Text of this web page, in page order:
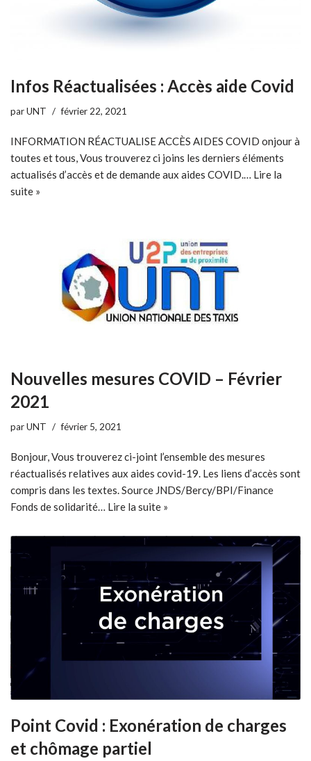
Infos Réactualisées : Accès aide Covid
parUNT février 22, 2021
INFORMATION RÉACTUALISE ACCÈS AIDES COVID onjour à
toutes et tous, Vous trouverez ci joins les derniers éléments
actualisés d’accès et de demande aux aides COVID.… Lire la
suite »
Nouvelles mesures COVID – Février
2021
parUNT février 5, 2021
Bonjour, Vous trouverez ci-joint l’ensemble des mesures
réactualisés relatives aux aides covid-19. Les liens d’accès sont
compris dans les textes. Source JNDS/Bercy/BPI/Finance
Fonds de solidarité… Lire la suite »
Point Covid : Exonération de charges
et chômage partiel